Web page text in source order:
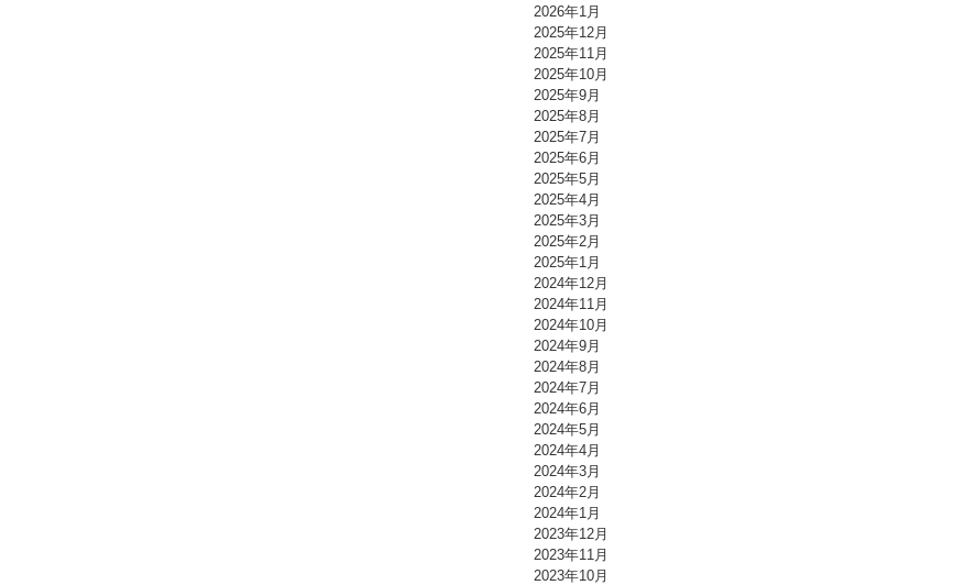
2026年1月
2025年12月
2025年11月
2025年10月
2025年9月
2025年8月
2025年7月
2025年6月
2025年5月
2025年4月
2025年3月
2025年2月
2025年1月
2024年12月
2024年11月
2024年10月
2024年9月
2024年8月
2024年7月
2024年6月
2024年5月
2024年4月
2024年3月
2024年2月
2024年1月
2023年12月
2023年11月
2023年10月